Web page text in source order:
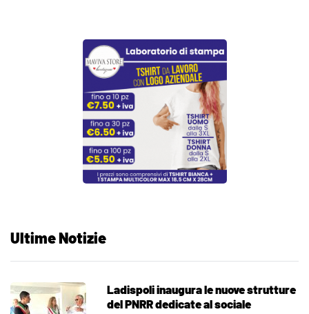
Ultime Notizie
Ladispoli inaugura le nuove strutture
del PNRR dedicate al sociale